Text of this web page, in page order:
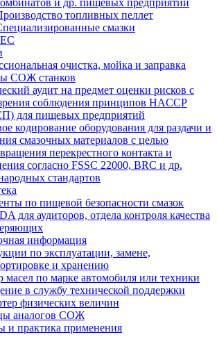
и др. пищевых предприятий
топливных пеллет
смазки
очистка, мойка и заправка
СОЖ станков
аудит на предмет оценки рисков с
соблюдения принципов HACCP
для пищевых предприятий
кодирование оборудования для раздачи и
смазочных материалов с целью
перекрестного контакта и
согласно FSSC 22000, BRC и др.
стандартов
по пищевой безопасности смазок
для аудиторов, отдела контроля качества
информация
по эксплуатации, замене,
и хранению
масел по марке автомобиля или техники
в службу технической поддержки
физических величин
аналогов СОЖ
и практика применения